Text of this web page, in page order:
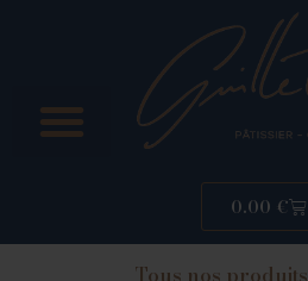
0.00 €